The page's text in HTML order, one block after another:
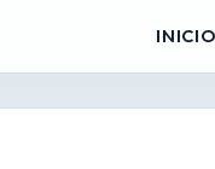
INICIO